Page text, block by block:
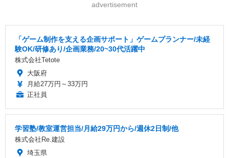
advertisement
「ゲーム制作を支える企画サポート」ゲームプランナー/未経
験OK/研修あり/企画業務/20~30代活躍中
株式会社Tetote
大阪府
月給27万円～33万円
正社員
学習塾/教室運営担当/月給29万円から/週休2日制/他
株式会社Re.建設
埼玉県